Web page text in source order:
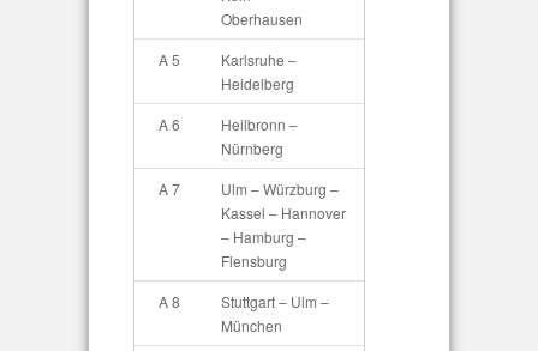
Oberhausen
A 5
Karlsruhe –
Heidelberg
A 6
Heilbronn –
Nürnberg
A 7
Ulm – Würzburg –
Kassel – Hannover
– Hamburg –
Flensburg
A 8
Stuttgart – Ulm –
München